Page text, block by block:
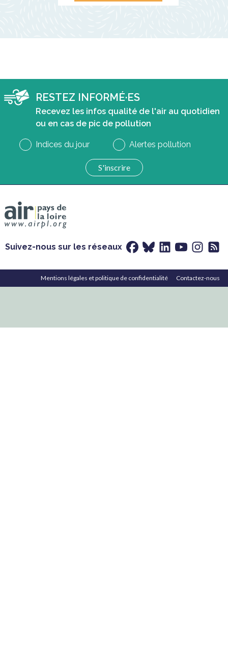
RESTEZ INFORMÉ·ES
Recevez les infos qualité de l'air au quotidien
ou en cas de pic de pollution
Indices du jour Alertes pollution
Suivez-nous sur les réseaux
Mentions légales et politique de confidentialité Contactez-nous